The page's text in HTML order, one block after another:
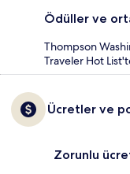
Ödüller ve
Thompson
Traveler Hot
Ücretler ve
Zorunlu